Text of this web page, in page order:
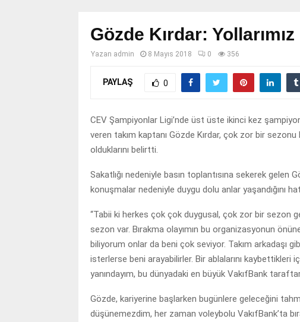
Gözde Kırdar:
Yazan admin 8 Mayıs 2018 0 356
PAYLAŞ 0
CEV Şampiyonlar Ligi’nde üst üste ikinci kez
veren takım kaptanı Gözde Kırdar, çok zor bir
olduklarını belirtti.
Sakatlığı nedeniyle basın toplantısına sekerek gelen
konuşmalar nedeniyle duygu dolu anlar yaşandığını
“Tabii ki herkes çok çok duygusal, çok zor bir sezon
sezon var. Bırakma olayımın bu organizasyonun
biliyorum onlar da beni çok seviyor. Takım arkadaşı
isterlerse beni arayabilirler. Bir ablalarını kaybettikleri
yanındayım, bu dünyadaki en büyük VakıfBank
Gözde, kariyerine başlarken bugünlere geleceğini
düşünemezdim, her zaman voleybolu VakıfBank’ta